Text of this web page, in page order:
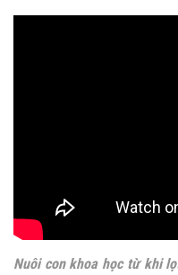
Nuôi con khoa học từ khi